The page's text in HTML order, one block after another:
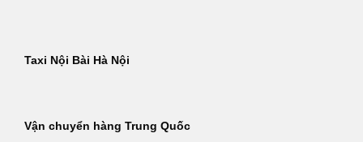
Taxi Nội Bài Hà Nội
Vận chuyển hàng Trung Quốc